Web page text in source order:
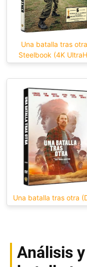
Una batalla tras
Steelbook (4K
Una batalla tras otra
Análisis